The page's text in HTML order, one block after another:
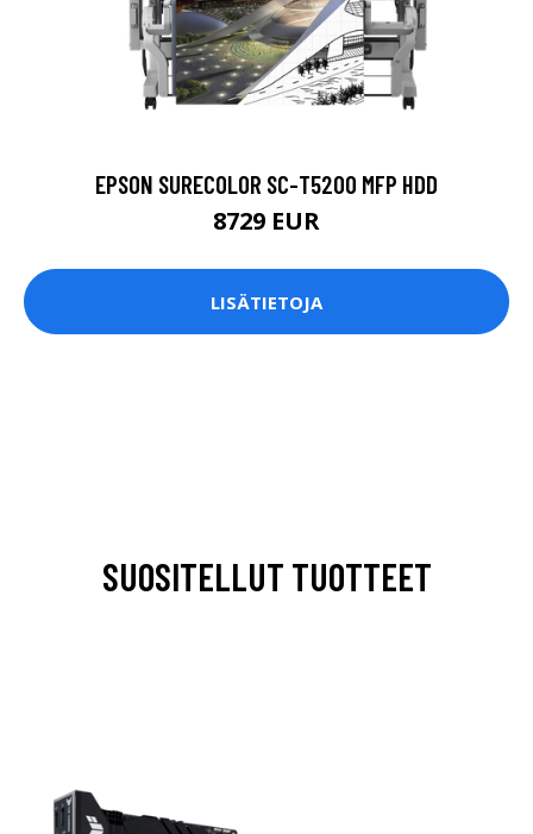
EPSON SURECOLOR SC-T5200 MFP HDD
8729 EUR
LISÄTIETOJA
SUOSITELLUT TUOTTEET